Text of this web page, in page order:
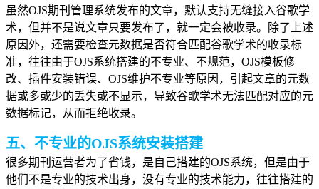
虽然OJS期刊管理系统发布的文章，默认支持无缝接入谷歌学
术，但并不是说文章只要发布了，就一定会被收录。除了上述
原因外，还需要检查元数据是否符合匹配谷歌学术的收录标
准，往往由于OJS系统搭建的不专业、不规范，OJS模板修
改、插件安装错误、OJS维护不专业等原因，引起文章的元数
据或多或少的丢失或不显示，导致谷歌学术无法匹配对应的元
数据标记，从而拒绝收录。
五、不专业的OJS系统安装搭建
很多期刊运营者为了省钱，是自己搭建的OJS系统，但是由于
他们不是专业的技术出身，没有专业的技术能力，往往搭建的